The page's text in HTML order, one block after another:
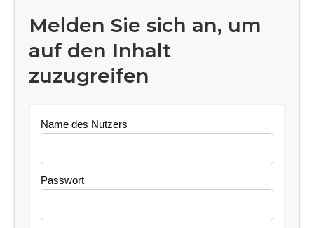
Melden Sie sich an, um
auf den Inhalt
zuzugreifen
Name des Nutzers
Passwort